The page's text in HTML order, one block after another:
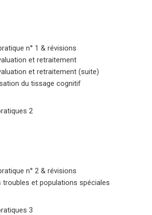
n° 1 & révisions
et retraitement
et retraitement (suite)
du tissage cognitif
2
n° 2 & révisions
troubles et populations spéciales
3